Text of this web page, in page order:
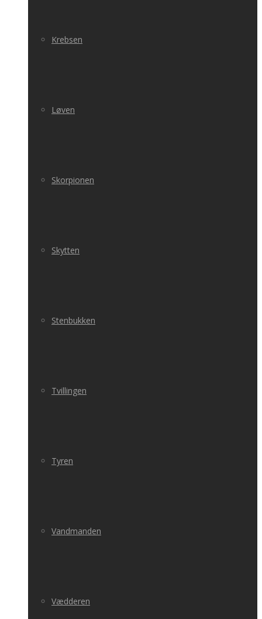
Krebsen
Løven
Skorpionen
Skytten
Stenbukken
Tvillingen
Tyren
Vandmanden
Vædderen